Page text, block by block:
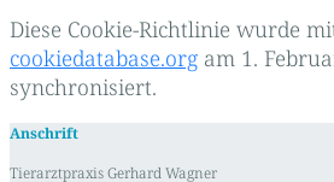
Diese Cookie-Richtlinie wurde
cookiedatabase.org am 1.
synchronisiert.
Anschrift
Tierarztpraxis Gerhard Wagner